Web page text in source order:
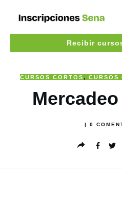
Recibir
CURSOS CORTOS, CURSOS
0